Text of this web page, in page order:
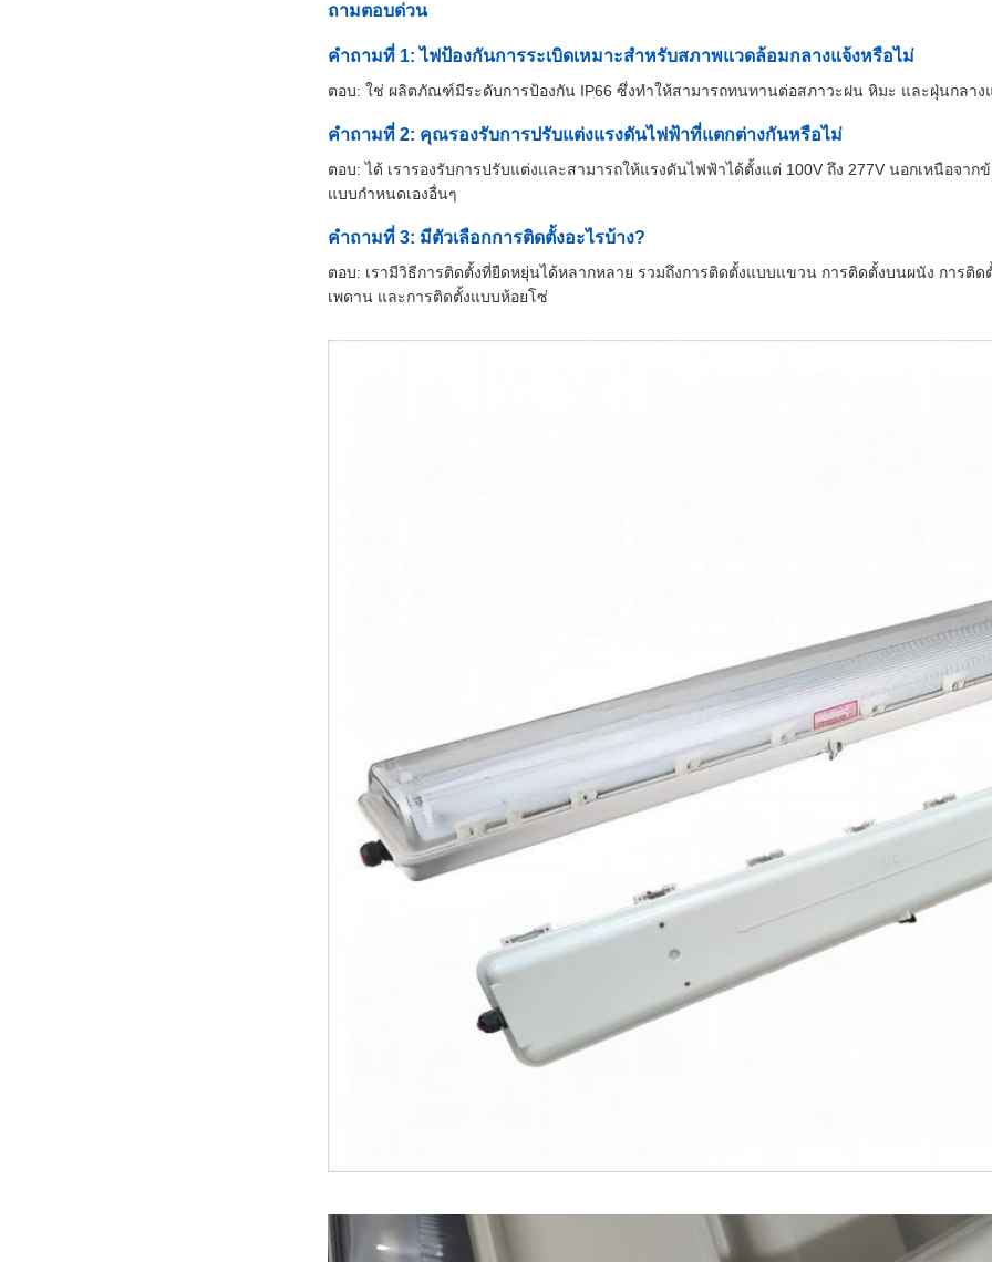
ถามตอบด่วน
คำถามที่ 1: ไฟป้องกันการระเบิดเหมาะสำหรับสภาพแวดล้อมกลางแจ้งหรือไม่
ตอบ: ใช่ ผลิตภัณฑ์มีระดับการป้องกัน IP66 ซึ่งทำให้สามารถทนทานต่อสภาวะฝน หิมะ และฝุ่นกลาง
คำถามที่ 2: คุณรองรับการปรับแต่งแรงดันไฟฟ้าที่แตกต่างกันหรือไม่
ตอบ: ได้ เรารองรับการปรับแต่งและสามารถให้แรงดันไฟฟ้าได้ตั้งแต่ 100V ถึง 277V นอกเหนือจา
แบบกำหนดเองอื่นๆ
คำถามที่ 3: มีตัวเลือกการติดตั้งอะไรบ้าง?
ตอบ: เรามีวิธีการติดตั้งที่ยืดหยุ่นได้หลากหลาย รวมถึงการติดตั้งแบบแขวน การติดตั้งบนผนัง การติด
เพดาน และการติดตั้งแบบห้อยโซ่